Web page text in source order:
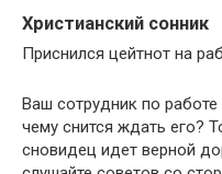
Христианский сонник
Приснился цейтнот на
Ваш сотрудник по
чему снится ждать его?
сновидец идет верной